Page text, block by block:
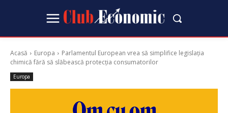
Acasă Europa
Parlamentul European vrea să simplifice legislația
chimică fără să slăbească protecția consumatorilor
Europa